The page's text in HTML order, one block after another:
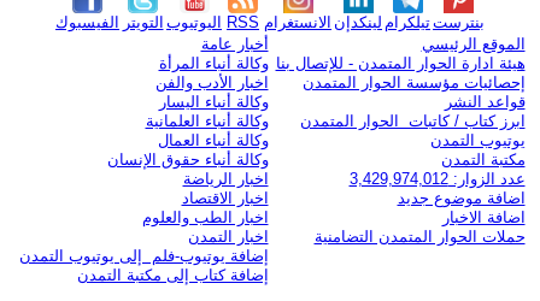
الفيسبوك التويتر اليوتيوب RSS الانستغرام لينكدإن تيلكرامبنترست
الموقع الرئيسي
هيئة ادارة الحوار المتمدن - للإتصال بنا
إحصائيات مؤسسة الحوار المتمدن
قواعد النشر
ابرز كتاب / كاتبات الحوار المتمدن
يوتيوب التمدن
مكتبة التمدن
عدد الزوار: 3,429,974,012
اضافة موضوع جديد
اضافة الاخبار
حملات الحوار المتمدن التضامنية
أخبار عامة
وكالة أنباء المرأة
اخبار الأدب والفن
وكالة أنباء اليسار
وكالة أنباء العلمانية
وكالة أنباء العمال
وكالة أنباء حقوق الإنسان
اخبار الرياضة
اخبار الاقتصاد
اخبار الطب والعلوم
اخبار التمدن
إضافة يوتيوب-فلم إلى يوتيوب التمدن
إضافة كتاب إلى مكتبة التمدن